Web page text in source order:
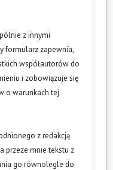
z innymi
formularz zapewnia,
współautorów do
i zobowiązuje się
o warunkach tej
z redakcją
przeze mnie tekstu z
go równolegle do